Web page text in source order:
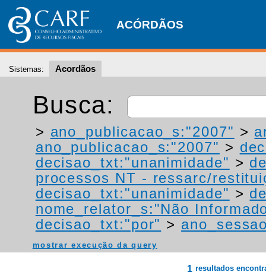
ACÓRDÃOS
Sistemas: Acordãos
Busca:
> ano_publicacao_s:"2007" >
ano_publicacao_s:"2007" >
decisao_txt:"unanimidade" >
processos NT - ressarc/
decisao_txt:"unanimidade" >
nome_relator_s:"Não
decisao_txt:"por" >
mostrar execução da query
1 resultados